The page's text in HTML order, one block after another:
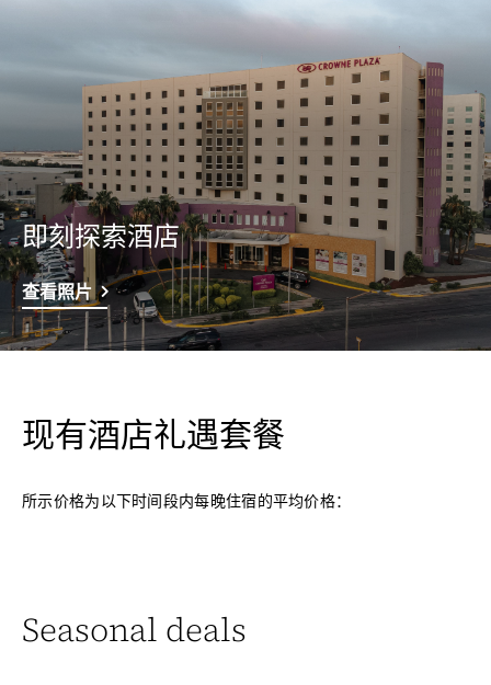
即刻探索酒店
查看照片
现有酒店礼遇套餐
所示价格为以下时间段内每晚住宿的平均价格：
Seasonal deals